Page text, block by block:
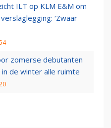
ILT op KLM E&M om
‘Zwaar
zomerse debutanten
in de winter alle ruimte